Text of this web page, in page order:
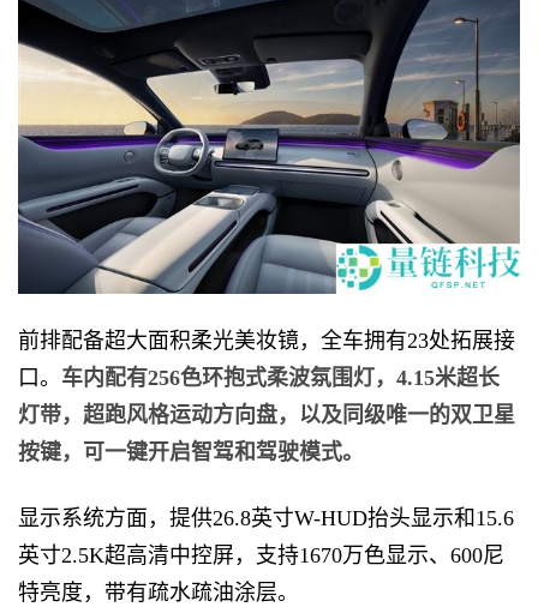
前排配备超大面积柔光美妆镜，全车拥有23处拓展接
口。 车内配有256色环抱式柔波氛围灯，4.15米超长
灯带，超跑风格运动方向盘，以及同级唯一的双卫星
按键，可一键开启智驾和驾驶模式。
显示系统方面，提供26.8英寸W-HUD抬头显示和15.6
英寸2.5K超高清中控屏，支持1670万色显示、600尼
特亮度，带有疏水疏油涂层。